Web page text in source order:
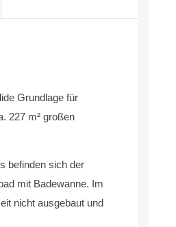
Grundlage für
227 m² großen
befinden sich der
mit Badewanne. Im
nicht ausgebaut und